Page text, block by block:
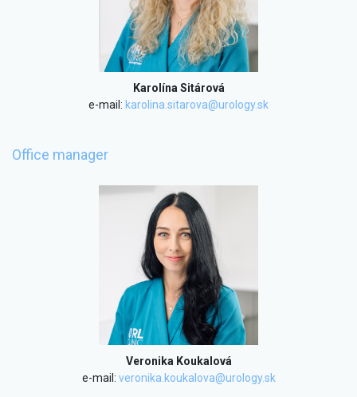
Karolína Sitárová
e-mail: karolina.sitarova@urology.sk
Office manager
Veronika Koukalová
e-mail: veronika.koukalova@urology.sk